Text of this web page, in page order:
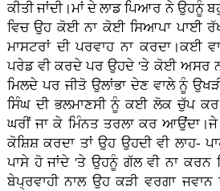
ਕੀਤੀ ਜਾਂਦੀ।ਮਾਂ ਦੇ ਲਾਡ ਪਿਆਰ ਨੇ ਉਹਨੂੰ
ਵਿਚ ਉਹ ਕੋਈ ਨਾ ਕੋਈ ਸਿਆਪਾ ਪਾਈ
ਮਾਸਟਰਾਂ ਦੀ ਪਰਵਾਹ ਨਾ ਕਰਦਾ।ਕਈ
ਪਰੇਡ ਵੀ ਕਰਦੇ ਪਰ ਉਹਦੇ 'ਤੇ ਕੋਈ ਅਸਰ
ਮਿਲਦੇ ਪਰ ਜੀਤੋ ਉਲਾਂਭਾ ਦੇਣ ਵਾਲੇ ਨੂੰ
ਸਿੰਘ ਦੀ ਭਲਮਾਣਸੀ ਨੂੰ ਕਈ ਲੋਕ ਚੁੱਪ
ਘਰੀਂ ਜਾ ਕੇ ਮਿੰਨਤ ਤਰਲਾ ਕਰ
ਕੋਸ਼ਿਸ਼ ਕਰਦਾ ਤਾਂ ਉਹ ਉਹਦੀ ਵੀ ਲਾਹ-
ਪਾਸੇ ਹੋ ਜਾਂਦੇ 'ਤੇ ਉਹਨੂੰ ਗੱਲ ਵੀ ਨਾ ਕਰਨ
ਬੇਪ੍ਰਵਾਹੀ ਨਾਲ ਉਹ ਕੜੀ ਵਰਗਾ